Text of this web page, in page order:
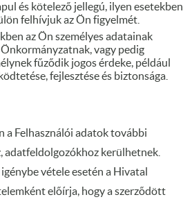
és kötelező jellegú, ilyen esetekben
felhívjuk az Ön figyelmét.
az Ön személyes adatainak
Önkormányzatnak, vagy pedig
fűződik jogos érdeke, például
fejlesztése és biztonsága.
a Felhasználói adatok további
adatfeldolgozókhoz kerülhetnek.
vétele esetén a Hivatal
előírja, hogy a szerződött